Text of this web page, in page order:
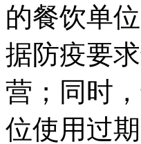
的餐饮单
据防疫要
营；同时
位使用过